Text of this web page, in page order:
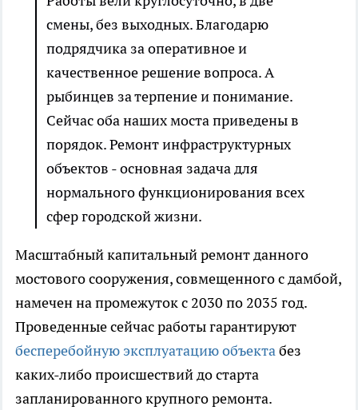
смены, без выходных. Благодарю
подрядчика за оперативное и
качественное решение вопроса. А
рыбинцев за терпение и понимание.
Сейчас оба наших моста приведены в
порядок. Ремонт инфраструктурных
объектов - основная задача для
нормального функционирования всех
сфер городской жизни.
Масштабный капитальный ремонт данного
мостового сооружения, совмещенного с дамбой,
намечен на промежуток с 2030 по 2035 год.
Проведенные сейчас работы гарантируют
бесперебойную эксплуатацию объектабез
каких-либо происшествий до старта
запланированного крупного ремонта.